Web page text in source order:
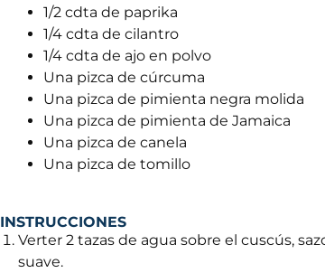
1/2 cdta de paprika
1/4 cdta de cilantro
1/4 cdta de ajo en polvo
Una pizca de cúrcuma
Una pizca de pimienta negra molida
Una pizca de pimienta de Jamaica
Una pizca de canela
Una pizca de tomillo
INSTRUCCIONES
Verter 2 tazas de agua sobre el cuscús,
suave.